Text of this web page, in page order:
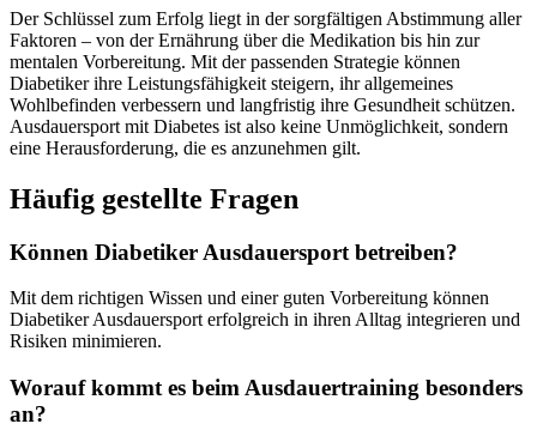
Der Schlüssel zum Erfolg liegt in der sorgfältigen Abstimmung aller
Faktoren – von der Ernährung über die Medikation bis hin zur
mentalen Vorbereitung. Mit der passenden Strategie können
Diabetiker ihre Leistungsfähigkeit steigern, ihr allgemeines
Wohlbefinden verbessern und langfristig ihre Gesundheit schützen.
Ausdauersport mit Diabetes ist also keine Unmöglichkeit, sondern
eine Herausforderung, die es anzunehmen gilt.
Häufig gestellte Fragen
Können Diabetiker Ausdauersport betreiben?
Mit dem richtigen Wissen und einer guten Vorbereitung können
Diabetiker Ausdauersport erfolgreich in ihren Alltag integrieren und
Risiken minimieren.
Worauf kommt es beim Ausdauertraining besonders
an?